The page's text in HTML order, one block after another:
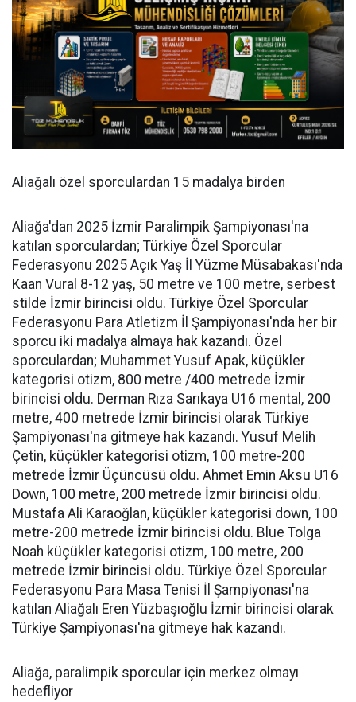
Aliağalı özel sporculardan 15 madalya birden
Aliağa'dan 2025 İzmir Paralimpik Şampiyonası'na
katılan sporculardan; Türkiye Özel Sporcular
Federasyonu 2025 Açık Yaş İl Yüzme Müsabakası'nda
Kaan Vural 8-12 yaş, 50 metre ve 100 metre, serbest
stilde İzmir birincisi oldu. Türkiye Özel Sporcular
Federasyonu Para Atletizm İl Şampiyonası'nda her bir
sporcu iki madalya almaya hak kazandı. Özel
sporculardan; Muhammet Yusuf Apak, küçükler
kategorisi otizm, 800 metre /400 metrede İzmir
birincisi oldu. Derman Rıza Sarıkaya U16 mental, 200
metre, 400 metrede İzmir birincisi olarak Türkiye
Şampiyonası'na gitmeye hak kazandı. Yusuf Melih
Çetin, küçükler kategorisi otizm, 100 metre-200
metrede İzmir Üçüncüsü oldu. Ahmet Emin Aksu U16
Down, 100 metre, 200 metrede İzmir birincisi oldu.
Mustafa Ali Karaoğlan, küçükler kategorisi down, 100
metre-200 metrede İzmir birincisi oldu. Blue Tolga
Noah küçükler kategorisi otizm, 100 metre, 200
metrede İzmir birincisi oldu. Türkiye Özel Sporcular
Federasyonu Para Masa Tenisi İl Şampiyonası'na
katılan Aliağalı Eren Yüzbaşıoğlu İzmir birincisi olarak
Türkiye Şampiyonası'na gitmeye hak kazandı.
Aliağa, paralimpik sporcular için merkez olmayı
hedefliyor